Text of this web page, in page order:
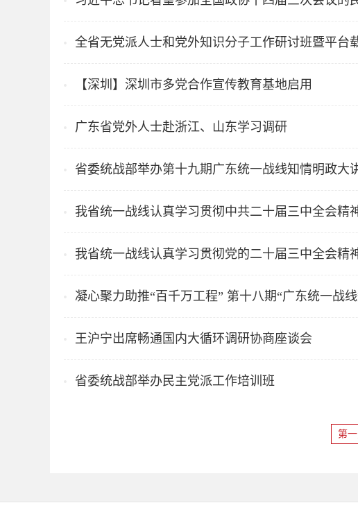
全省无党派人士和党外知识分子工作研讨班暨平台
【深圳】深圳市多党合作宣传教育基地启用
广东省党外人士赴浙江、山东学习调研
省委统战部举办第十九期广东统一战线知情明政
我省统一战线认真学习贯彻中共二十届三中全会精
我省统一战线认真学习贯彻党的二十届三中全会精
凝心聚力助推“百千万工程” 第十八期“广东统一战
王沪宁出席畅通国内大循环调研协商座谈会
省委统战部举办民主党派工作培训班
第一